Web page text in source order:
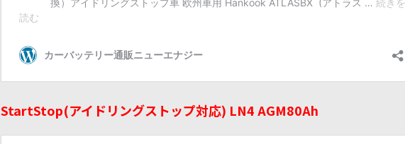
StartStop(アイドリングストップ対応) LN4 AGM80Ah